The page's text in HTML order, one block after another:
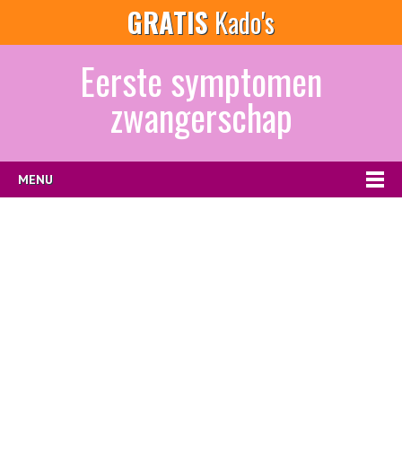
GRATIS Kado's
Eerste symptomen
zwangerschap
MENU